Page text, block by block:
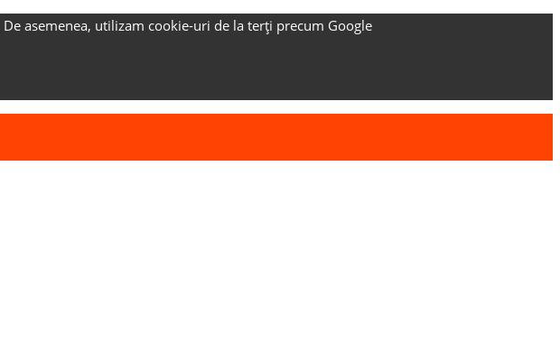
De asemenea, utilizam cookie-uri de la terți precum Google